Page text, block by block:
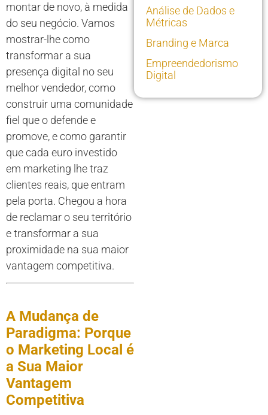
montar de novo, à medida
do seu negócio. Vamos
mostrar-lhe como
transformar a sua
presença digital no seu
melhor vendedor, como
construir uma comunidade
fiel que o defende e
promove, e como garantir
que cada euro investido
em marketing lhe traz
clientes reais, que entram
pela porta. Chegou a hora
de reclamar o seu território
e transformar a sua
proximidade na sua maior
vantagem competitiva.
A Mudança de
Paradigma: Porque
o Marketing Local é
a Sua Maior
Vantagem
Competitiva
Análise de Dados e
Métricas
Branding e Marca
Empreendedorismo
Digital